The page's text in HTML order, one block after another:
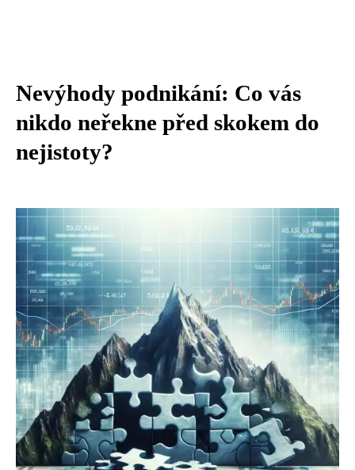
Nevýhody podnikání: Co vás
nikdo neřekne před skokem do
nejistoty?